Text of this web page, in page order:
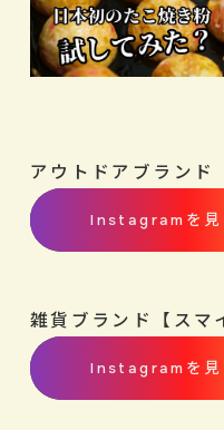
アウトドアブランド
Instagramを見
雑貨ブランド【スマ
Instagramを見